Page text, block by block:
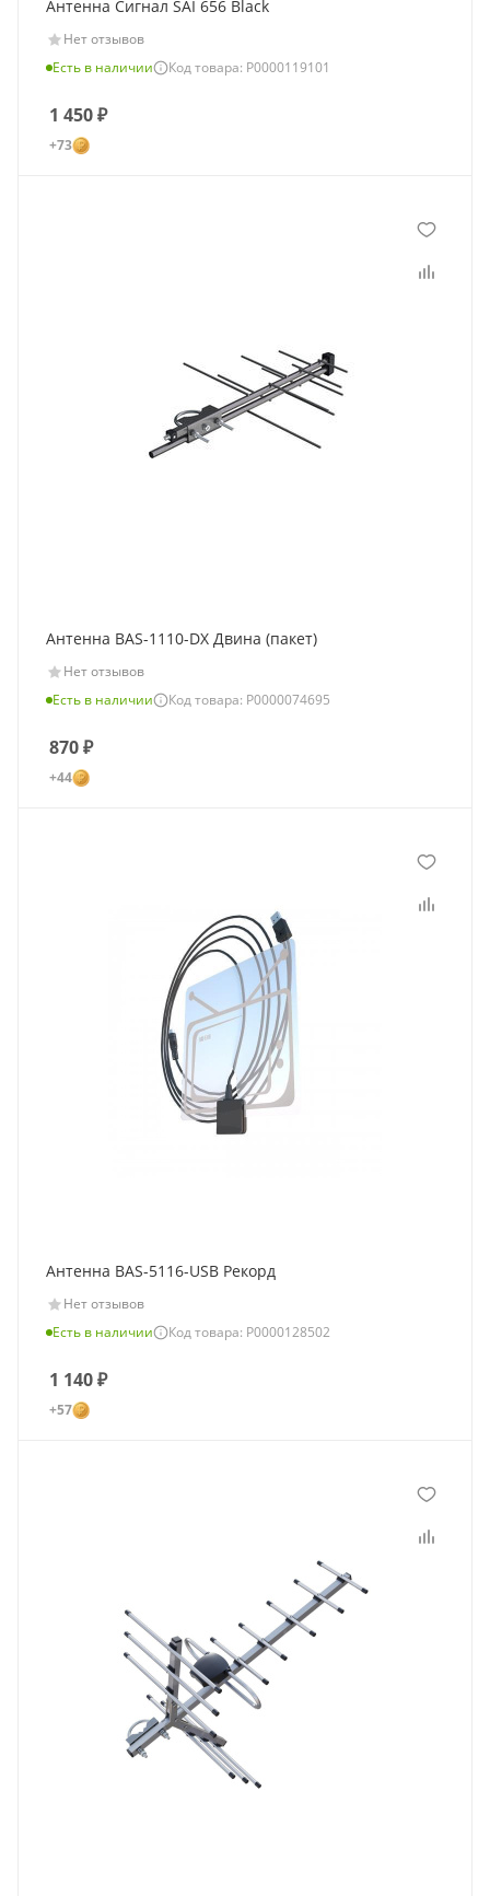
Антенна Сигнал SAI 656 Black
Нет отзывов
Есть в наличии
Код товара: Р0000119101
1 450₽
+73
Антенна BAS-1110-DX Двина (пакет)
Нет отзывов
Есть в наличии
Код товара: Р0000074695
870₽
+44
Антенна BAS-5116-USB Рекорд
Нет отзывов
Есть в наличии
Код товара: Р0000128502
1 140₽
+57